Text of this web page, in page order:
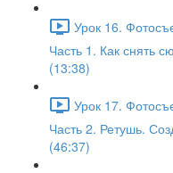
Урок 16.
Часть 1. Как снять
(13:38)
Урок 17.
Часть 2. Ретушь.
(46:37)